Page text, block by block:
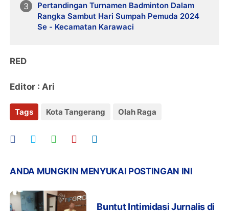
Pertandingan Turnamen Badminton Dalam
Rangka Sambut Hari Sumpah Pemuda 2024
Se - Kecamatan Karawaci
RED
Editor : Ari
Tags Kota Tangerang Olah Raga
ANDA MUNGKIN MENYUKAI POSTINGAN INI
Buntut Intimidasi Jurnalis di